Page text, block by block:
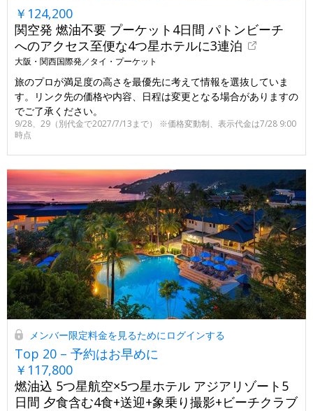
￥124,200
関空発 燃油不要 プーケット4日間 パトンビーチ
へのアクセス至便な4つ星ホテルに3連泊
大阪・関西国際発／タイ・プーケット
旅のプロが満足度の高さを最優先に考えて情報を選抜していま
す。リンク先の価格や内容、日程は変更となる場合がありますの
でご了承ください。
9/28、29（別代金で2027/7/13まで） ※価格変動制、表示代金は7/28 9:00
時点
メンバー限定料金を見るためにログインする
Top 20 – 予約はお早めに
￥117,800
燃油込 5つ星航空×5つ星ホテル アジアリゾート5
日間 夕食含む4食+送迎+象乗り撮影+ビーチクラブ